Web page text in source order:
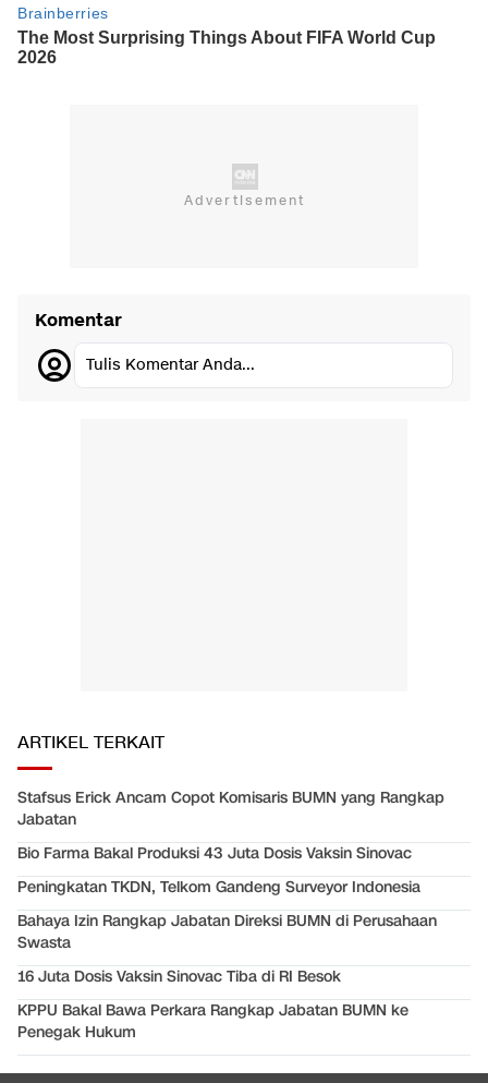
Komentar
Tulis Komentar Anda...
ARTIKEL TERKAIT
Stafsus Erick Ancam Copot Komisaris BUMN yang Rangkap
Jabatan
Bio Farma Bakal Produksi 43 Juta Dosis Vaksin Sinovac
Peningkatan TKDN, Telkom Gandeng Surveyor Indonesia
Bahaya Izin Rangkap Jabatan Direksi BUMN di Perusahaan
Swasta
16 Juta Dosis Vaksin Sinovac Tiba di RI Besok
KPPU Bakal Bawa Perkara Rangkap Jabatan BUMN ke
Penegak Hukum